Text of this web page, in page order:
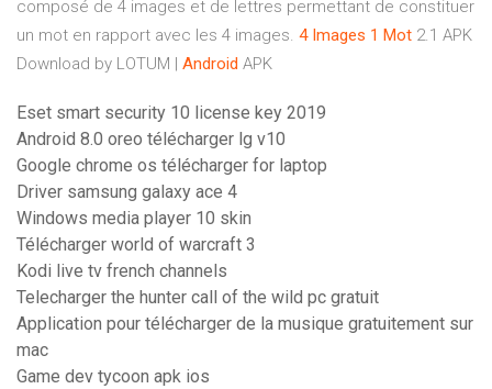
composé de 4 images et de lettres permettant de constituer
un mot en rapport avec les 4 images. 4 Images 1 Mot 2.1 APK
Download by LOTUM | Android APK
Eset smart security 10 license key 2019
Android 8.0 oreo télécharger lg v10
Google chrome os télécharger for laptop
Driver samsung galaxy ace 4
Windows media player 10 skin
Télécharger world of warcraft 3
Kodi live tv french channels
Telecharger the hunter call of the wild pc gratuit
Application pour télécharger de la musique gratuitement sur
mac
Game dev tycoon apk ios